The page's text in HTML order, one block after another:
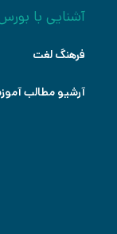
آشنایی با
فرهنگ لغت
آرشیو مطالب